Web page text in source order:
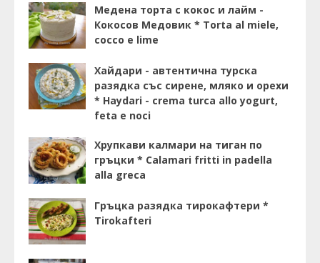
Медена торта с кокос и лайм -
Кокосов Медовик * Torta al miele,
cocco e lime
Хайдари - автентична турска
разядка със сирене, мляко и орехи
* Haydari - crema turca allo yogurt,
feta e noci
Хрупкави калмари на тиган по
гръцки * Calamari fritti in padella
alla greca
Гръцка разядка тирокафтери *
Tirokafteri